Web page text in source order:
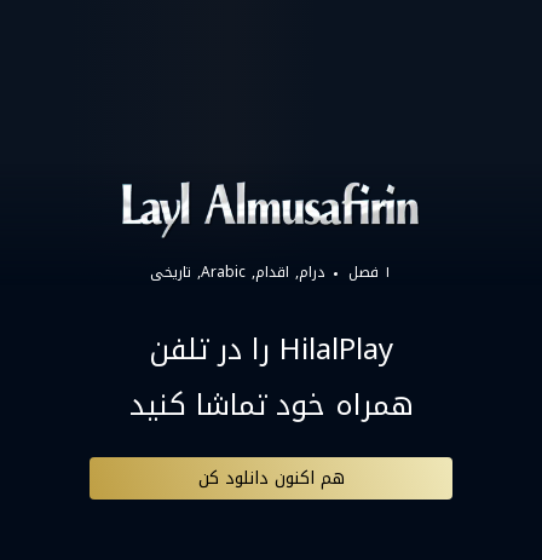
۱ فصل درام اقدام Arabic تاریخی
HilalPlay را در تلفن
همراه خود تماشا کنید
هم اکنون دانلود کن